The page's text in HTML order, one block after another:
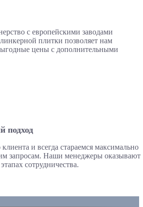
с европейскими заводами
плитки позволяет нам
цены с дополнительными
подход
и всегда стараемся максимально
запросам. Наши менеджеры оказывают
сотрудничества.